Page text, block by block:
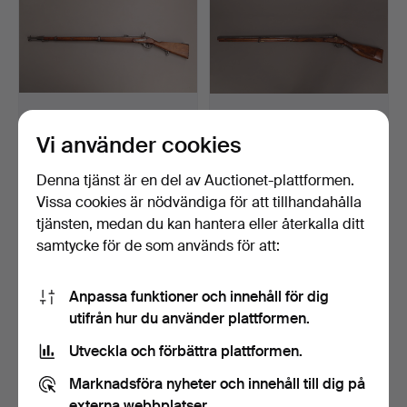
SLAGLÅSGEVÄR,
armémodell, utländskt
trolig…
Klubbades 16 feb 2016
22 bud
399 USD
SLAGLÅSGEVÄR, 1800-tal,
troligen Tyskland.
Klubbades 16 feb 2016
8 bud
127 USD
Vi använder cookies
Denna tjänst är en del av Auctionet-plattformen.
Vissa cookies är nödvändiga för att tillhandahålla
tjänsten, medan du kan hantera eller återkalla ditt
samtycke för de som används för att:
Anpassa funktioner och innehåll för dig
utifrån hur du använder plattformen.
Utveckla och förbättra plattformen.
Marknadsföra nyheter och innehåll till dig på